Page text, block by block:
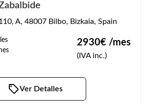
A, 48007 Bilbo, Bizkaia, Spain
2930€ /mes
(IVA inc.)
Ver Detalles